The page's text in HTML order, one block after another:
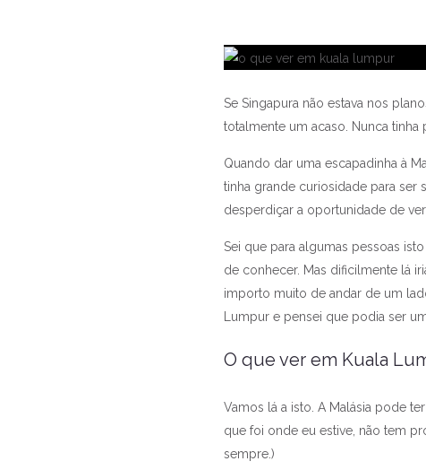
Se Singapura não estava nos
totalmente um acaso. Nunca tinha
Quando dar uma escapadinha à
tinha grande curiosidade para ser
desperdiçar a oportunidade de
Sei que para algumas pessoas
de conhecer. Mas dificilmente lá
importo muito de andar de um
Lumpur e pensei que podia ser
O que ver em Kuala
Vamos lá a isto. A Malásia pode
que foi onde eu estive, não tem
sempre.)